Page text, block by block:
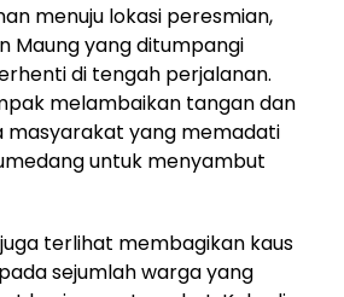
menuju lokasi peresmian,
Maung yang ditumpangi
di tengah perjalanan.
melambaikan tangan dan
masyarakat yang memadati
untuk menyambut
terlihat membagikan kaus
sejumlah warga yang